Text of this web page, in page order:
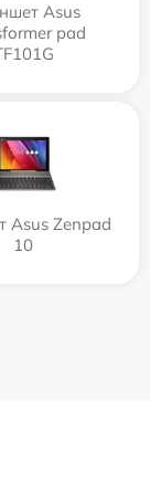
Asus
pad
Asus Zenpad
10